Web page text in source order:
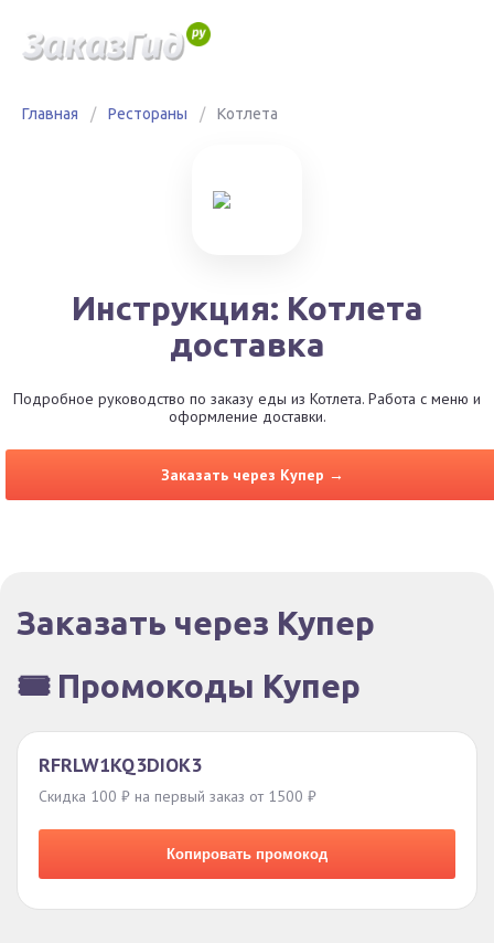
Главная / Рестораны / Котлета
Инструкция: Котлета
доставка
Подробное руководство по заказу еды из Котлета. Работа с меню и
оформление доставки.
Заказать через Купер →
Заказать через Купер
🎟️ Промокоды Купер
RFRLW1KQ3DIOK3
Скидка 100 ₽ на первый заказ от 1500 ₽
Копировать промокод